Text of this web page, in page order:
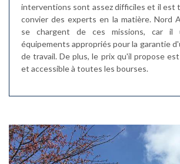
interventions sont assez difficiles et il est
convier des experts en la matière. Nord
se chargent de ces missions, car il
équipements appropriés pour la garantie
de travail. De plus, le prix qu'il propose
et accessible à toutes les bourses.